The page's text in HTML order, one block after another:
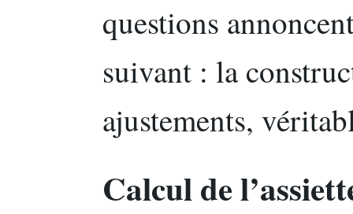
questions
suivant : la
ajustements,
Calcul de